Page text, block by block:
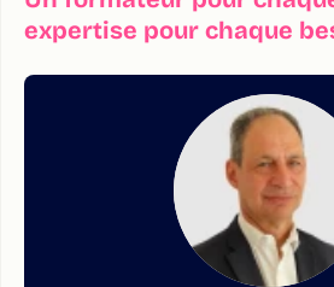
expertise pour chaque